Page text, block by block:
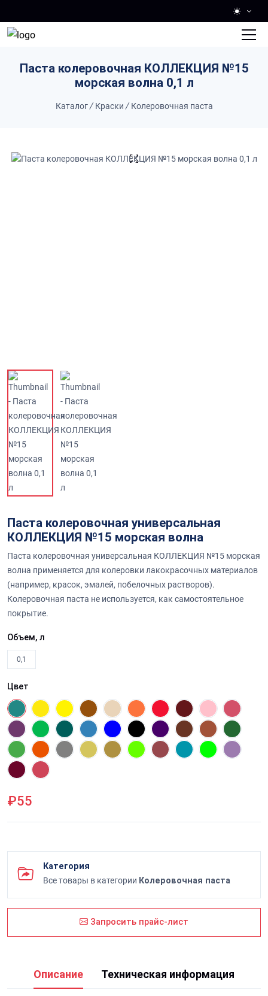
Паста колеровочная КОЛЛЕКЦИЯ №15
морская волна 0,1 л
Каталог/ Краски / Колеровочная паста
Паста колеровочная универсальная
КОЛЛЕКЦИЯ №15 морская волна
Паста колеровочная универсальная КОЛЛЕКЦИЯ №15 морская
волна применяется для колеровки лакокрасочных материалов
(например, красок, эмалей, побелочных растворов).
Колеровочная паста не используется, как самостоятельное
покрытие.
Объем, л
0,1
Цвет
₽55
Категория
Все товары в категории Колеровочная паста
Запросить прайс-лист
Описание Техническая информация